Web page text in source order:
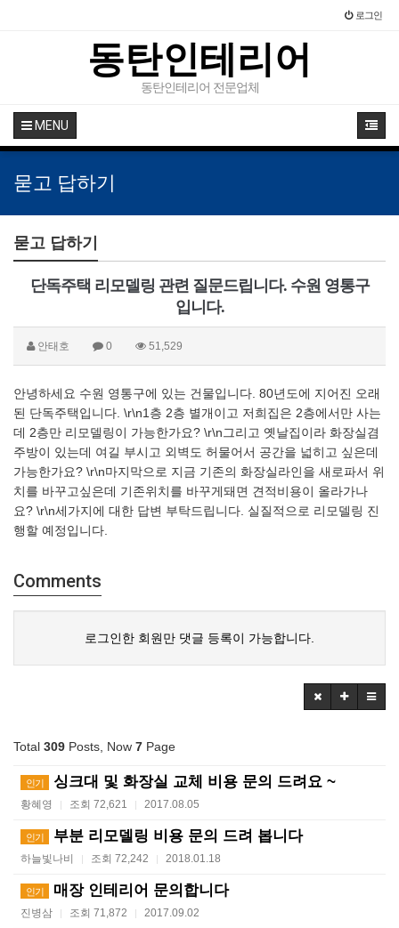
로그인
동탄인테리어
동탄인테리어 전문업체
MENU
묻고 답하기
묻고 답하기
단독주택 리모델링 관련 질문드립니다. 수원 영통구
입니다.
안태호 0 51,529
안녕하세요 수원 영통구에 있는 건물입니다. 80년도에 지어진 오래
된 단독주택입니다. \r\n1층 2층 별개이고 저희집은 2층에서만 사는
데 2층만 리모델링이 가능한가요? \r\n그리고 옛날집이라 화장실겸
주방이 있는데 여길 부시고 외벽도 허물어서 공간을 넓히고 싶은데
가능한가요? \r\n마지막으로 지금 기존의 화장실라인을 새로파서 위
치를 바꾸고싶은데 기존위치를 바꾸게돼면 견적비용이 올라가나
요? \r\n세가지에 대한 답변 부탁드립니다. 실질적으로 리모델링 진
행할 예정입니다.
Comments
로그인한 회원만 댓글 등록이 가능합니다.
Total 309 Posts, Now 7 Page
인기 싱크대 및 화장실 교체 비용 문의 드려요 ~
황혜영 | 조회 72,621 | 2017.08.05
인기 부분 리모델링 비용 문의 드려 봅니다
하늘빛나비 | 조회 72,242 | 2018.01.18
인기 매장 인테리어 문의합니다
진병삼 | 조회 71,872 | 2017.09.02